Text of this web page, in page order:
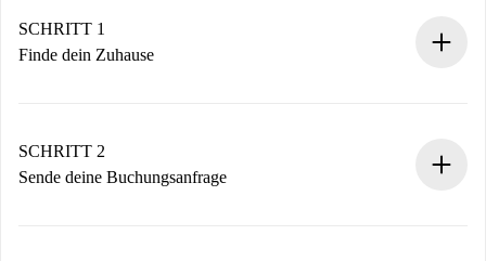
SCHRITT 1
Finde dein Zuhause
Du erhältst alle notwendigen Informationen im Voraus.
SCHRITT 2
Sende deine Buchungsanfrage